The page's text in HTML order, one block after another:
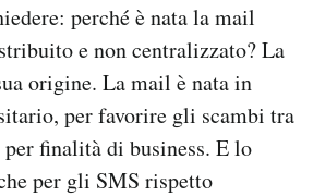
perché è nata la mail
e non centralizzato? La
origine. La mail è nata in
per favorire gli scambi tra
finalità di business. E lo
per gli SMS rispetto